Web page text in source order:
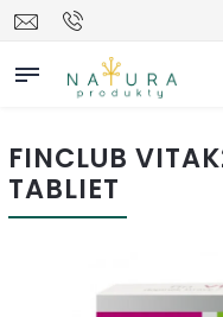
FINCLUB
TABLIET